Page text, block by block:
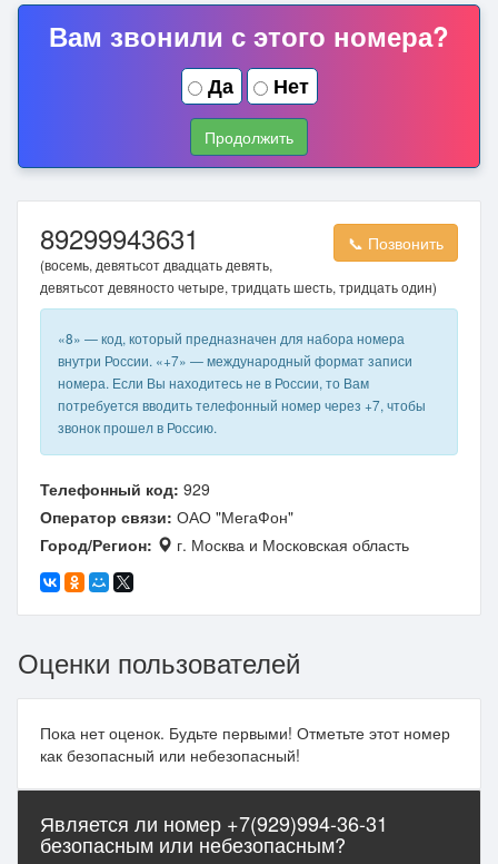
Вам звонили с этого номера?
Да Нет
Продолжить
89299943631 📞 Позвонить
(восемь, девятьсот двадцать девять,
девятьсот девяносто четыре, тридцать шесть, тридцать один)
«8» — код, который предназначен для набора номера
внутри России. «+7» — международный формат записи
номера. Если Вы находитесь не в России, то Вам
потребуется вводить телефонный номер через +7, чтобы
звонок прошел в Россию.
Телефонный код: 929
Оператор связи: ОАО "МегаФон"
Город/Регион:
г. Москва и Московская область
Оценки пользователей
Пока нет оценок. Будьте первыми! Отметьте этот номер
как безопасный или небезопасный!
Является ли номер +7(929)994-36-31
безопасным или небезопасным?